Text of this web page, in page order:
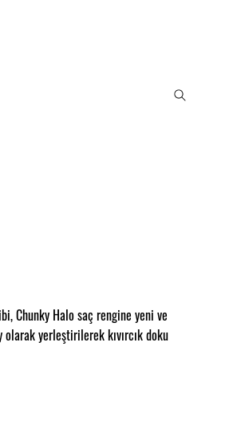
Chunky Halo saç rengine yeni ve
yerleştirilerek kıvırcık doku